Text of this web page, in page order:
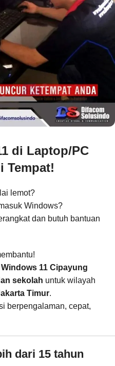
di Laptop/PC
Tempat!
lemot?
Windows?
dan butuh bantuan
11 Cipayung
sekolah untuk wilayah
Timur.
berpengalaman, cepat,
dari 15 tahun